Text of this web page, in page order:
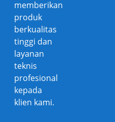
memberikan
produk
berkualitas
tinggi dan
layanan
teknis
profesional
kepada
klien kami.